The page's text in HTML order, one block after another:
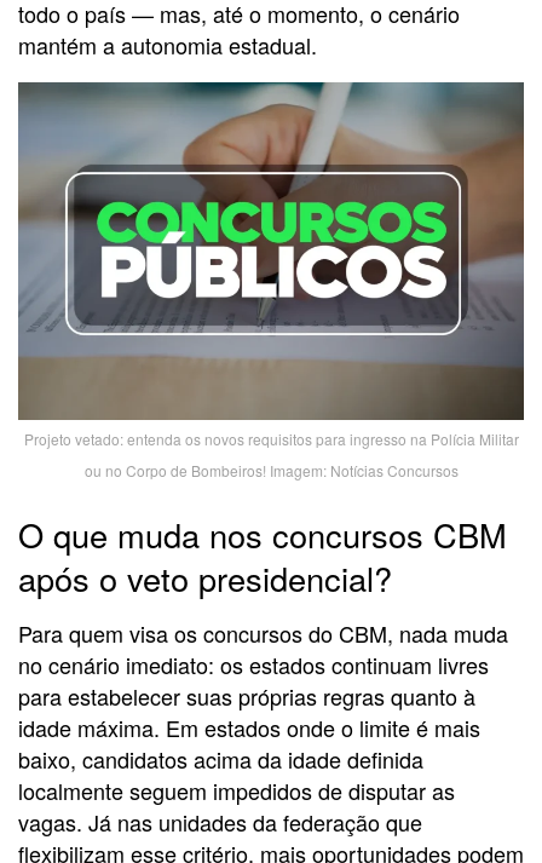
todo o país — mas, até o momento, o cenário
mantém a autonomia estadual.
Projeto vetado: entenda os novos requisitos para ingresso na Polícia Militar
ou no Corpo de Bombeiros! Imagem: Notícias Concursos
O que muda nos concursos CBM
após o veto presidencial?
Para quem visa os concursos do CBM, nada muda
no cenário imediato: os estados continuam livres
para estabelecer suas próprias regras quanto à
idade máxima. Em estados onde o limite é mais
baixo, candidatos acima da idade definida
localmente seguem impedidos de disputar as
vagas. Já nas unidades da federação que
flexibilizam esse critério, mais oportunidades podem